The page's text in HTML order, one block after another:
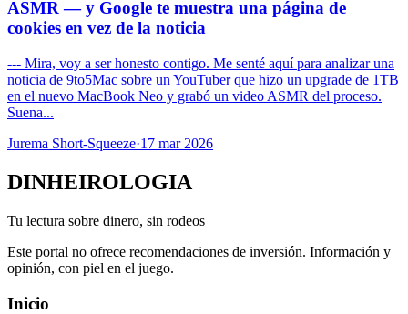
ASMR — y Google te muestra una página de
cookies en vez de la noticia
--- Mira, voy a ser honesto contigo. Me senté aquí para analizar una
noticia de 9to5Mac sobre un YouTuber que hizo un upgrade de 1TB
en el nuevo MacBook Neo y grabó un video ASMR del proceso.
Suena...
Jurema Short-Squeeze·17 mar 2026
DINHEIROLOGIA
Tu lectura sobre dinero, sin rodeos
Este portal no ofrece recomendaciones de inversión. Información y
opinión, con piel en el juego.
Inicio